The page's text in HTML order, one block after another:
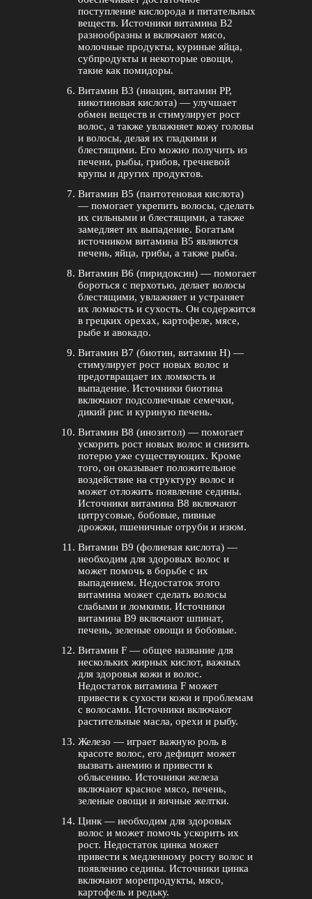
поступление кислорода и питательных
веществ. Источники витамина В2
разнообразны и включают мясо,
молочные продукты, куриные яйца,
субпродукты и некоторые овощи,
такие как помидоры.
Витамин B3 (ниацин, витамин РР,
никотиновая кислота) — улучшает
обмен веществ и стимулирует рост
волос, а также увлажняет кожу головы
и волосы, делая их гладкими и
блестящими. Его можно получить из
печени, рыбы, грибов, гречневой
крупы и других продуктов.
Витамин B5 (пантотеновая кислота)
— помогает укрепить волосы, сделать
их сильными и блестящими, а также
замедляет их выпадение. Богатым
источником витамина B5 являются
печень, яйца, грибы, а также рыба.
Витамин B6 (пиридоксин) — помогает
бороться с перхотью, делает волосы
блестящими, увлажняет и устраняет
их ломкость и сухость. Он содержится
в грецких орехах, картофеле, мясе,
рыбе и авокадо.
Витамин B7 (биотин, витамин H) —
стимулирует рост новых волос и
предотвращает их ломкость и
выпадение. Источники биотина
включают подсолнечные семечки,
дикий рис и куриную печень.
Витамин B8 (инозитол) — помогает
ускорить рост новых волос и снизить
потерю уже существующих. Кроме
того, он оказывает положительное
воздействие на структуру волос и
может отложить появление седины.
Источники витамина B8 включают
цитрусовые, бобовые, пивные
дрожжи, пшеничные отруби и изюм.
Витамин B9 (фолиевая кислота) —
необходим для здоровых волос и
может помочь в борьбе с их
выпадением. Недостаток этого
витамина может сделать волосы
слабыми и ломкими. Источники
витамина B9 включают шпинат,
печень, зеленые овощи и бобовые.
Витамин F — общее название для
нескольких жирных кислот, важных
для здоровья кожи и волос.
Недостаток витамина F может
привести к сухости кожи и проблемам
с волосами. Источники включают
растительные масла, орехи и рыбу.
Железо — играет важную роль в
красоте волос, его дефицит может
вызвать анемию и привести к
облысению. Источники железа
включают красное мясо, печень,
зеленые овощи и яичные желтки.
Цинк — необходим для здоровых
волос и может помочь ускорить их
рост. Недостаток цинка может
привести к медленному росту волос и
появлению седины. Источники цинка
включают морепродукты, мясо,
картофель и редьку.